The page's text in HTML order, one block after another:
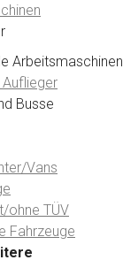
Arbeitsmaschinen
Auflieger
Busse
Vans
ohne TÜV
Fahrzeuge